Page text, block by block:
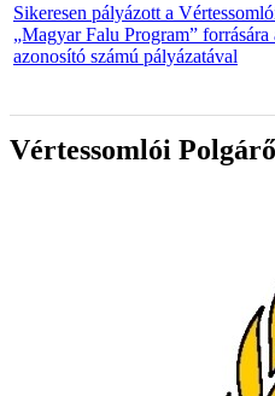
Sikeresen pályázott a
„Magyar Falu Program”
azonosító számú pályázatával
Vértessomlói